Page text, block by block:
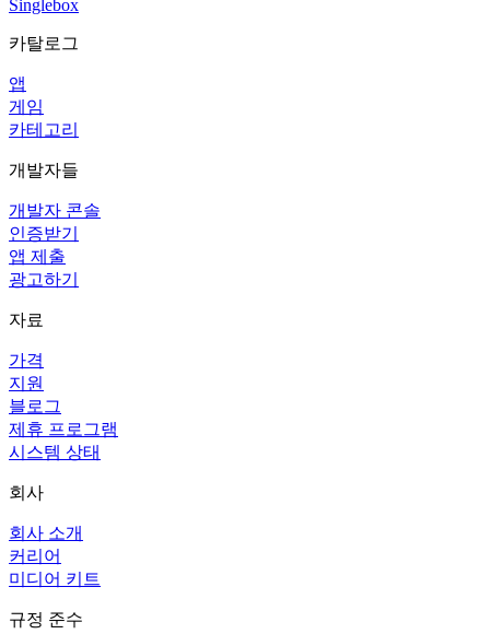
Singlebox
카탈로그
앱
게임
카테고리
개발자들
개발자 콘솔
인증받기
앱 제출
광고하기
자료
가격
지원
블로그
제휴 프로그램
시스템 상태
회사
회사 소개
커리어
미디어 키트
규정 준수